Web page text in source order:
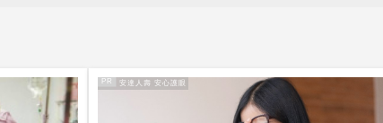
PR
PR・安達人壽 安心護眼